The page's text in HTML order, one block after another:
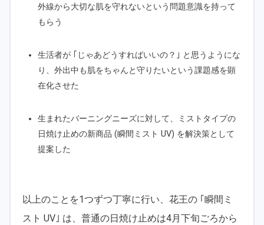
外線から大切な肌を守れないという問題意識を持って
もらう
生活者が ｢じゃあどうすればいいの？｣ と思うようにな
り、外出中も肌をちゃんと守りたいという課題感を顕
在化させた
生まれたバーニングニーズに対して、ミストタイプの
日焼け止めの新商品 (瞬間ミスト UV) を解決策として
提案した
以上のことを1つずつ丁寧に行い、花王の ｢瞬間ミ
スト UV｣ は、普通の日焼け止めは4月下旬ごろから